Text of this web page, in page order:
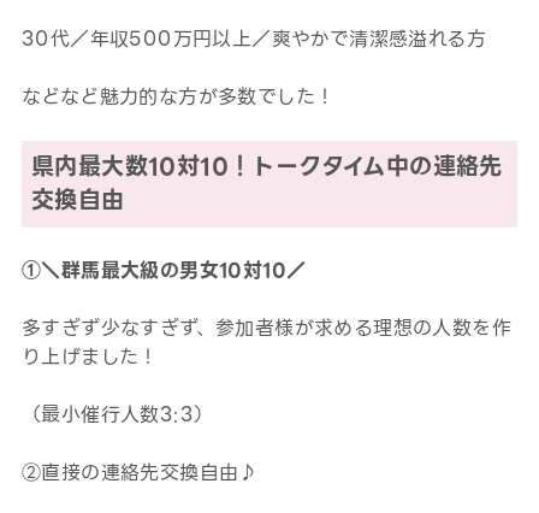
30代／年収500万円以上／爽やかで清潔感溢れる方
などなど魅力的な方が多数でした！
県内最大数10対10！トークタイム中の連絡先
交換自由
①＼群馬最大級の男女10対10／
多すぎず少なすぎず、参加者様が求める理想の人数を作
り上げました！
（最小催行人数3:3）
②直接の連絡先交換自由♪